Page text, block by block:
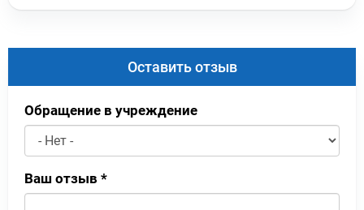
Оставить отзыв
Обращение в учреждение
Ваш отзыв *